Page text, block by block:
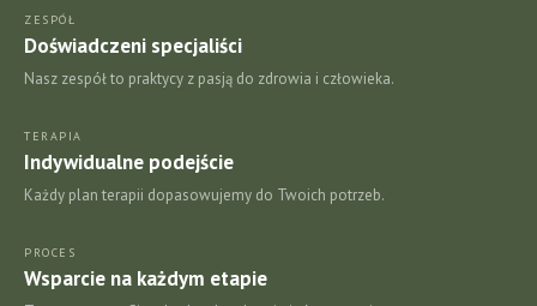
ZESPÓŁ
Doświadczeni specjaliści
Nasz zespół to praktycy z pasją do zdrowia i człowieka.
TERAPIA
Indywidualne podejście
Każdy plan terapii dopasowujemy do Twoich potrzeb.
PROCES
Wsparcie na każdym etapie